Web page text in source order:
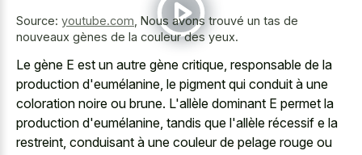
Source: youtube.com Nous avons trouvé un tas de
nouveaux gènes de la couleur des yeux.
Le gène E est un autre gène critique, responsable de la
production d'eumélanine, le pigment qui conduit à une
coloration noire ou brune. L'allèle dominant E permet la
production d'eumélanine, tandis que l'allèle récessif e la
restreint, conduisant à une couleur de pelage rouge ou